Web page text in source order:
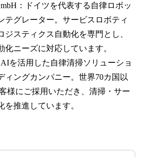
：ドイツを代表する自律ロボッ
テグレーター。サービスロボティ
ジスティクス自動化を専門とし、
化ニーズに対応しています。
を活用した自律清掃ソリューショ
ィングカンパニー。世界70カ国以
様にご採用いただき、清掃・サー
を推進しています。